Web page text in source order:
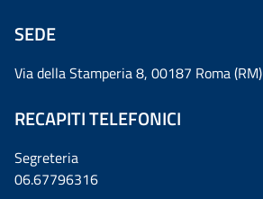
SEDE
Via della Stamperia 8, 00187 Roma (RM)
RECAPITI TELEFONICI
Segreteria
06.67796316